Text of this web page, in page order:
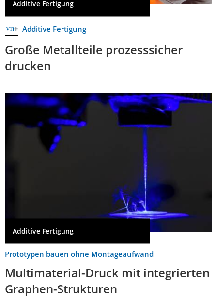
Additive Fertigung
Additive Fertigung
Große Metallteile prozesssicher
drucken
Additive Fertigung
Prototypen bauen ohne Montageaufwand
Multimaterial-Druck mit integrierten
Graphen-Strukturen